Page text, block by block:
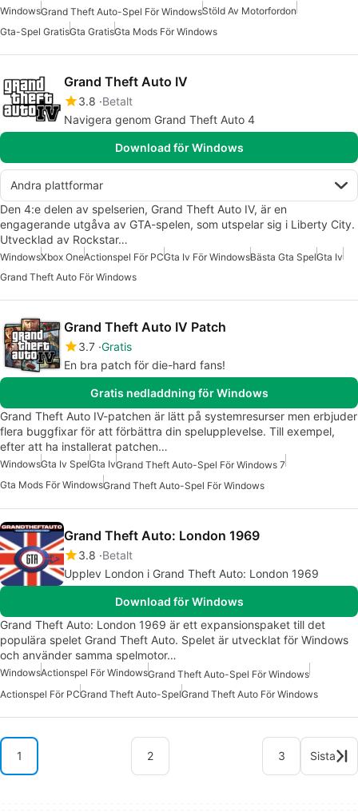
WindowsGrand Theft Auto-Spel För WindowsStöld Av Motorfordon
Gta-Spel GratisGta GratisGta Mods För Windows
Grand Theft Auto IV
3.8 Betalt
Navigera genom Grand Theft Auto 4
Download för Windows
Andra plattformar
Den 4:e delen av spelserien, Grand Theft Auto IV, är en
engagerande utgåva av GTA-spelen, som utspelar sig i Liberty City.
Utvecklad av Rockstar…
WindowsXbox OneActionspel För PCGta Iv För WindowsBästa Gta SpelGta Iv
Grand Theft Auto För Windows
Grand Theft Auto IV Patch
3.7 Gratis
En bra patch för die-hard fans!
Gratis nedladdning för Windows
Grand Theft Auto IV-patchen är lätt på systemresurser men erbjuder
flera buggfixar för att förbättra din spelupplevelse. Till exempel,
efter att ha installerat patchen…
WindowsGta Iv SpelGta IvGrand Theft Auto-Spel För Windows 7
Gta Mods För WindowsGrand Theft Auto-Spel För Windows
Grand Theft Auto: London 1969
3.8 Betalt
Upplev London i Grand Theft Auto: London 1969
Download för Windows
Grand Theft Auto: London 1969 är ett expansionspaket till det
populära spelet Grand Theft Auto. Spelet är utvecklat för Windows
och använder samma spelmotor…
WindowsActionspel För WindowsGrand Theft Auto-Spel För Windows
Actionspel För PCGrand Theft Auto-SpelGrand Theft Auto För Windows
1 2 3 Sista